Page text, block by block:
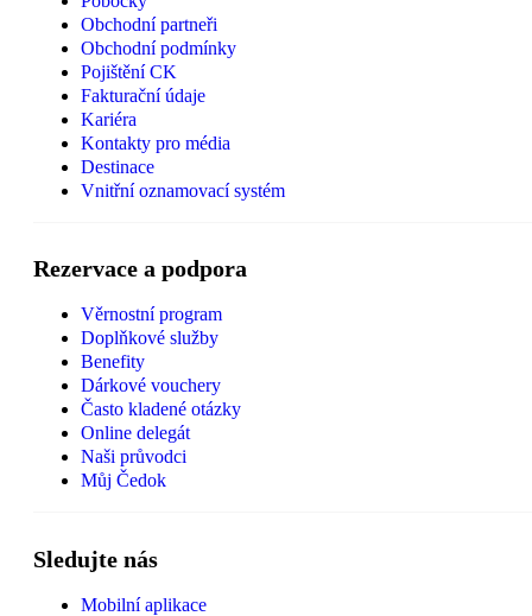
Obchodní partneři
Obchodní podmínky
Pojištění CK
Fakturační údaje
Kariéra
Kontakty pro média
Destinace
Vnitřní oznamovací systém
Rezervace a podpora
Věrnostní program
Doplňkové služby
Benefity
Dárkové vouchery
Často kladené otázky
Online delegát
Naši průvodci
Můj Čedok
Sledujte nás
Mobilní aplikace